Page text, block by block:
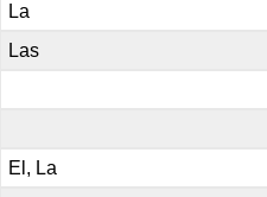
La
Las
El, La